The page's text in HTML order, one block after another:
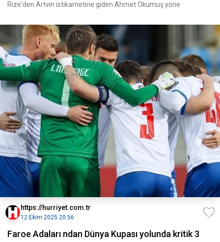
Rize'den Artvin istikametine giden Ahmet Okumuş yöne
https://hurriyet.com.tr
12 Ekim 2025 20:56
Faroe Adaları ndan Dünya Kupası yolunda kritik 3